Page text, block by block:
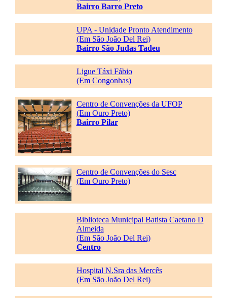
Bairro Barro Preto
UPA - Unidade Pronto Atendimento
(Em São João Del Rei)
Bairro São Judas Tadeu
Ligue Táxi Fábio
(Em Congonhas)
Centro de Convenções da UFOP
(Em Ouro Preto)
Bairro Pilar
Centro de Convenções do Sesc
(Em Ouro Preto)
Biblioteca Municipal Batista Caetano D
Almeida
(Em São João Del Rei)
Centro
Hospital N.Sra das Mercês
(Em São João Del Rei)